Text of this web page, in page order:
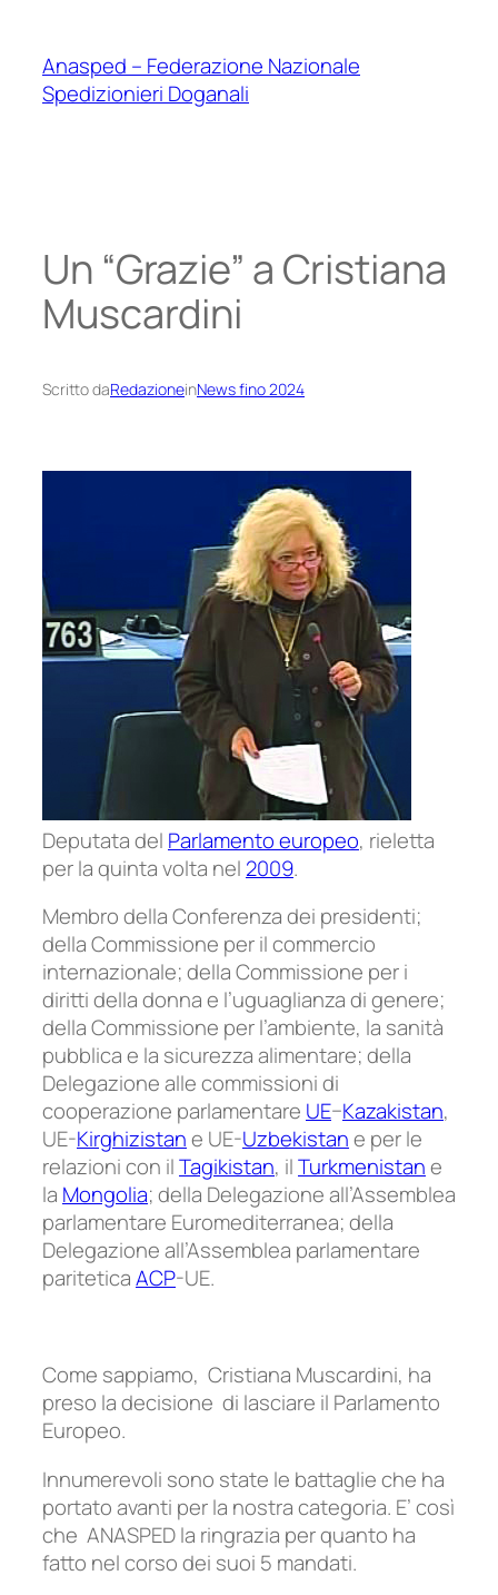
contenuto
Anasped – Federazione Nazionale
Spedizionieri Doganali
Un “Grazie” a Cristiana
Muscardini
Scritto daRedazioneinNews fino 2024
Deputata del Parlamento europeo, rieletta
per la quinta volta nel 2009.
Membro della Conferenza dei presidenti;
della Commissione per il commercio
internazionale; della Commissione per i
diritti della donna e l’uguaglianza di genere;
della Commissione per l’ambiente, la sanità
pubblica e la sicurezza alimentare; della
Delegazione alle commissioni di
cooperazione parlamentare UE–Kazakistan,
UE-Kirghizistane UE-Uzbekistane per le
relazioni con ilTagikistan, ilTurkmenistane
la Mongolia; della Delegazione all’Assemblea
parlamentare Euromediterranea; della
Delegazione all’Assemblea parlamentare
pariteticaACP-UE.
Come sappiamo, Cristiana Muscardini, ha
preso la decisione di lasciare il Parlamento
Europeo.
Innumerevoli sono state le battaglie che ha
portato avanti per la nostra categoria. E’ così
che ANASPED la ringrazia per quanto ha
fatto nel corso dei suoi 5 mandati.